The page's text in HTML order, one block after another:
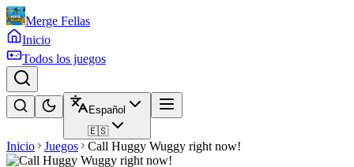
Merge Fellas
Inicio
Todos los juegos
Español
🇪🇸
Inicio Juegos Call Huggy Wuggy right now!